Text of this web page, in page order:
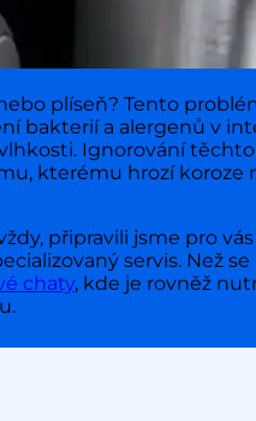
plíseň? Tento
bakterií a alergenů v
Ignorování
kterému hrozí koroze
připravili jsme pro
servis. Než
chaty, kde je rovněž